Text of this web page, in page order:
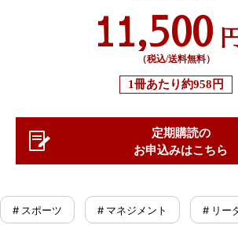
11,500
（税込/送料無料）
1冊あたり約958円
定期購読の
お申込みはこちら
# スポーツ # マネジメント # リー